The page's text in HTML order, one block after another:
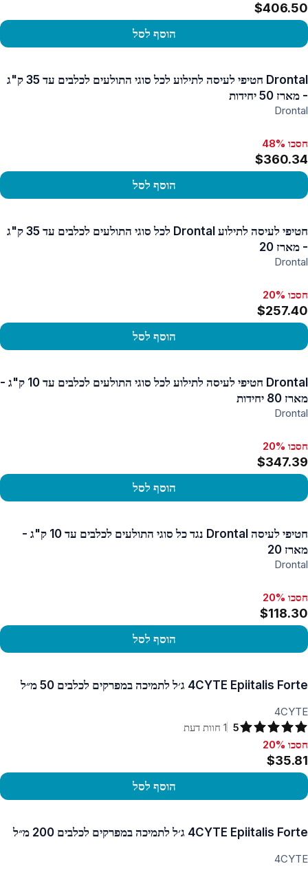
$406.50
הוסף לסל
Drontal חטיפי לעיסה לתילוע לכל סוגי התולעים לכלבים עד 35 ק"ג
- מארז 50 יחידות
Drontal
חסכו 48%
$360.34
הוסף לסל
חטיפי לעיסה לתילוע Drontal לכל סוגי התולעים לכלבים עד 35 ק"ג
- מארז 20
Drontal
חסכו 20%
$257.40
הוסף לסל
Drontal חטיפי לעיסה לתילוע לכל סוגי התולעים לכלבים עד 10 ק"ג -
מארז 80 יחידות
Drontal
חסכו 20%
$347.39
הוסף לסל
חטיפי לעיסה Drontal נגד כל סוגי התולעים לכלבים עד 10 ק"ג -
מארז 20
Drontal
חסכו 20%
$118.30
הוסף לסל
4CYTE Epiitalis Forte ג׳ל לתמיכה במפרקים לכלבים 50 מ״ל
4CYTE
5
1 חוות דעת
חסכו 20%, $35.81
חסכו 20%
$35.81
הוסף לסל
4CYTE Epiitalis Forte ג׳ל לתמיכה במפרקים לכלבים 200 מ״ל
4CYTE